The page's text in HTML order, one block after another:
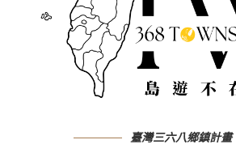
臺灣三六八鄉鎮計畫